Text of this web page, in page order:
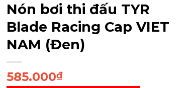
Nón bơi thi đấu TYR
Blade Racing Cap VIET
NAM (Đen)
585.000₫